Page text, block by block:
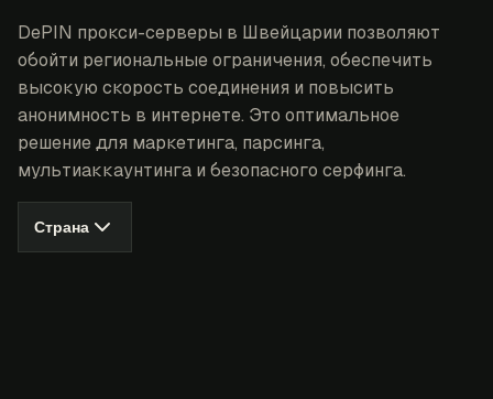
DePIN прокси-серверы в Швейцарии позволяют
обойти региональные ограничения, обеспечить
высокую скорость соединения и повысить
анонимность в интернете. Это оптимальное
решение для маркетинга, парсинга,
мультиаккаунтинга и безопасного серфинга.
Страна